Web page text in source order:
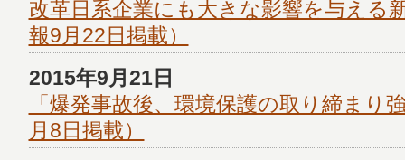
改革日系企業にも大きな影響を与える
報9月22日掲載）
2015年9月21日
「爆発事故後、環境保護の取り締まり
月8日掲載）